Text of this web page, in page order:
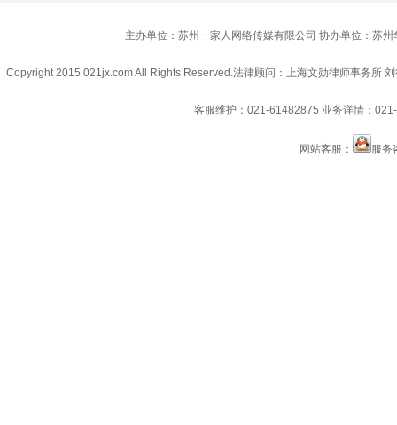
主办单位：苏州一家人网络传媒有限公司 协办单位：苏
Copyright 2015 021jx.com All Rights Reserved.法律顾问：上海文勋律师事务所
客服维护：021-61482875 业务详情：
网站客服： 服务